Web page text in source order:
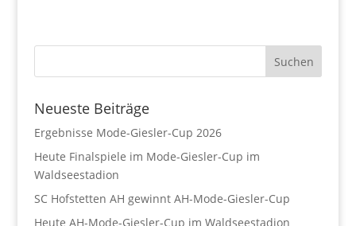
Neueste Beiträge
Ergebnisse Mode-Giesler-Cup 2026
Heute Finalspiele im Mode-Giesler-Cup im
Waldseestadion
SC Hofstetten AH gewinnt AH-Mode-Giesler-Cup
Heute AH-Mode-Giesler-Cup im Waldseestadion